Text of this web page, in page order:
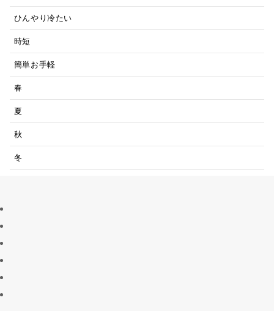
ひんやり冷たい
時短
簡単お手軽
春
夏
秋
冬